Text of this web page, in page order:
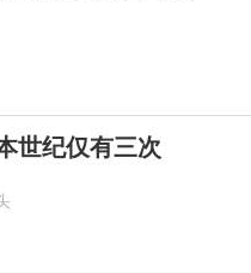
世纪仅有三次